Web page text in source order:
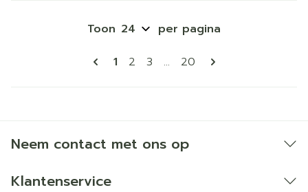
Pagina's
U lees momenteel pagina
1 Pagina
2 Pagina
3 ... Pagina
20
Toon per pagina
Neem contact met ons op
Klantenservice